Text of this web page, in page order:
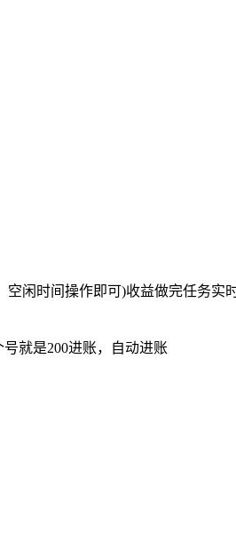
闲时间操作即可)收益做完任务实
就是200进账，自动进账